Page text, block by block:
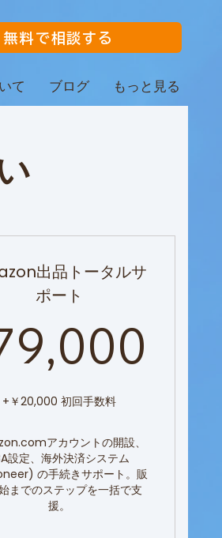
無料で相談する
て ブログ もっと見る
￥
出品トータルサ
ポート
+￥20,000 初回手数料
アカウントの開設、
設定、海外決済システム
の手続きサポート。販
までのステップを一括で支
援。